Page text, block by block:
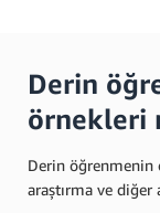
Derin
örnekleri
Derin öğrenmenin
araştırma ve diğer